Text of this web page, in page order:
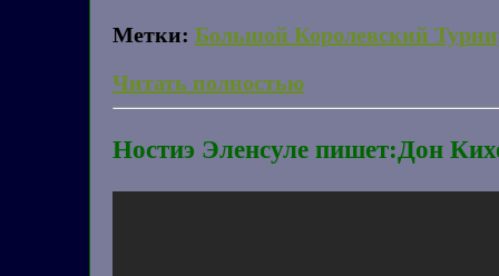
Метки: Большой Королевский
Читать полностью
Ностиэ Эленсуле пишет:Дон